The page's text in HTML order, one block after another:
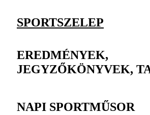
SPORTSZELEP
EREDMÉNYEK,
JEGYZŐKÖNYVEK,
NAPI SPORTMŰSOR